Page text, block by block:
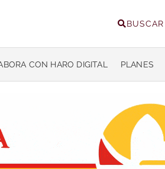
BUSCAR
CON HARO DIGITAL PLANES